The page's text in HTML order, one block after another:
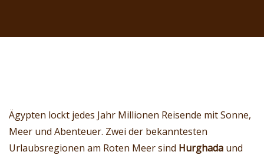
Ägypten lockt jedes Jahr Millionen Reisende mit Sonne,
Meer und Abenteuer. Zwei der bekanntesten
Urlaubsregionen am Roten Meer sind Hurghada und